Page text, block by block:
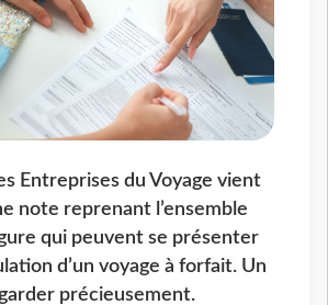
Entreprises du Voyage vient
note reprenant l’ensemble
qui peuvent se présenter
d’un voyage à forfait. Un
précieusement.